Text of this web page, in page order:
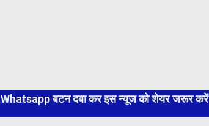
Whatsapp बटन दबा कर इस न्यूज को शेयर जरूर करें